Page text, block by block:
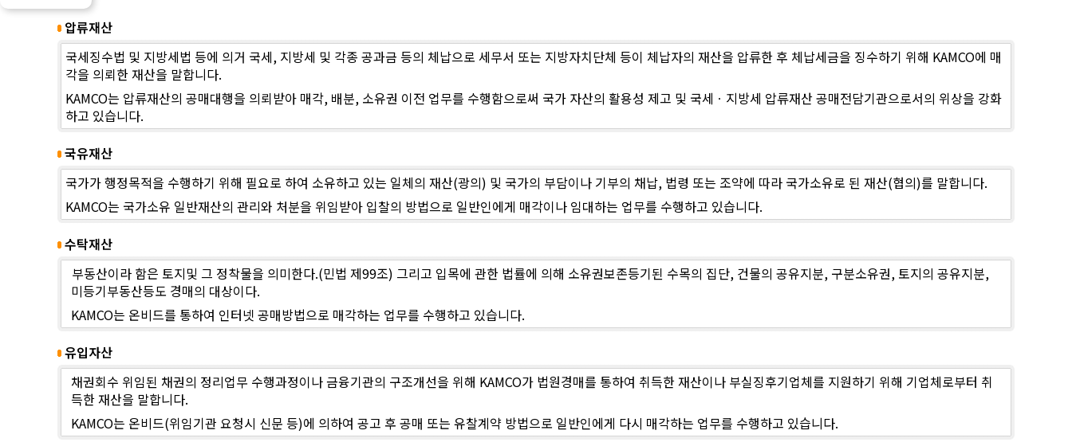
압류재산
국세징수법 및 지방세법 등에 의거 국세, 지방세 및 각종 공과금 등의 체납으로 세무서 또는 지방자치단체 등이 체납자의 재산을 압류한 후 체납세금을 징수하기 위해 KAMCO에 매
각을 의뢰한 재산을 말합니다.
KAMCO는 압류재산의 공매대행을 의뢰받아 매각, 배분, 소유권 이전 업무를 수행함으로써 국가 자산의 활용성 제고 및 국세ㆍ지방세 압류재산 공매전담기관으로서의 위상을 강화
하고 있습니다.
국유재산
국가가 행정목적을 수행하기 위해 필요로 하여 소유하고 있는 일체의 재산(광의) 및 국가의 부담이나 기부의 채납, 법령 또는 조약에 따라 국가소유로 된 재산(협의)를 말합니다.
KAMCO는 국가소유 일반재산의 관리와 처분을 위임받아 입찰의 방법으로 일반인에게 매각이나 임대하는 업무를 수행하고 있습니다.
수탁재산
부동산이라 함은 토지및 그 정착물을 의미한다.(민법 제99조) 그리고 입목에 관한 법률에 의해 소유권보존등기된 수목의 집단, 건물의 공유지분, 구분소유권, 토지의 공유지분,
미등기부동산등도 경매의 대상이다.
KAMCO는 온비드를 통하여 인터넷 공매방법으로 매각하는 업무를 수행하고 있습니다.
유입자산
채권회수 위임된 채권의 정리업무 수행과정이나 금융기관의 구조개선을 위해 KAMCO가 법원경매를 통하여 취득한 재산이나 부실징후기업체를 지원하기 위해 기업체로부터 취
득한 재산을 말합니다.
KAMCO는 온비드(위임기관 요청시 신문 등)에 의하여 공고 후 공매 또는 유찰계약 방법으로 일반인에게 다시 매각하는 업무를 수행하고 있습니다.